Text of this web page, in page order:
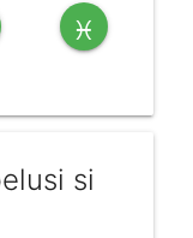
♓
si